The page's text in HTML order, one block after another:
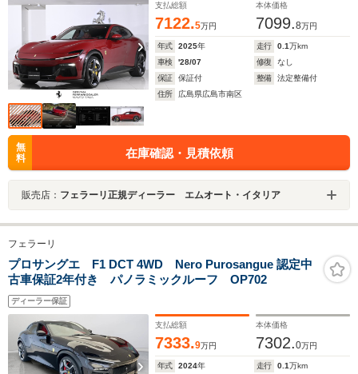
支払総額
7122.5万円
本体価格
7099.8万円
年式 2025年 走行 0.1万km
車検
'28/07 修復
なし
保証
保証付 整備
法定整備付
住所
広島県広島市南区
無
料
在庫確認・見積依頼
販売店： フェラーリ正規ディーラー エムオート・イタリア
フェラーリ
プロサングエ F1 DCT 4WD Nero Purosangue 認定中
古車保証2年付き パノラミックルーフ OP702
ディーラー保証
支払総額
7333.9万円
本体価格
7302.0万円
年式 2024年 走行 0.1万km